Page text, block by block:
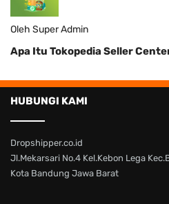
Oleh Super Admin
Apa Itu Tokopedia Seller
HUBUNGI KAMI
Dropshipper.co.id
Jl.Mekarsari No.4 Kel.Kebon Lega
Kota Bandung Jawa Barat